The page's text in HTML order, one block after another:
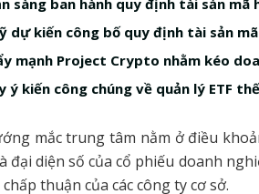
dự kiến công bố quy định tài sản
mạnh Project Crypto nhằm kéo
ý kiến công chúng về quản lý ETF
mắc trung tâm nằm ở điều
đại diện số của cổ phiếu doanh
thuận của các công ty cơ sở.